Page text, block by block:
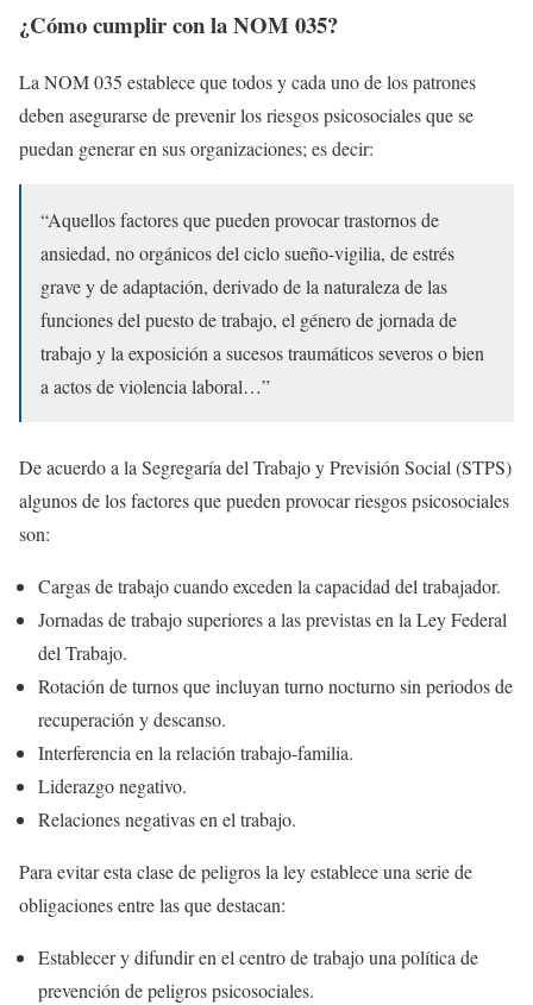
¿Cómo cumplir con la NOM 035?
La NOM 035 establece que todos y cada uno de los patrones
deben asegurarse de prevenir los riesgos psicosociales que se
puedan generar en sus organizaciones; es decir:
“Aquellos factores que pueden provocar trastornos de
ansiedad, no orgánicos del ciclo sueño-vigilia, de estrés
grave y de adaptación, derivado de la naturaleza de las
funciones del puesto de trabajo, el género de jornada de
trabajo y la exposición a sucesos traumáticos severos o bien
a actos de violencia laboral…”
De acuerdo a la Segregaría del Trabajo y Previsión Social (STPS)
algunos de los factores que pueden provocar riesgos psicosociales
son:
Cargas de trabajo cuando exceden la capacidad del trabajador.
Jornadas de trabajo superiores a las previstas en la Ley Federal
del Trabajo.
Rotación de turnos que incluyan turno nocturno sin periodos de
recuperación y descanso.
Interferencia en la relación trabajo-familia.
Liderazgo negativo.
Relaciones negativas en el trabajo.
Para evitar esta clase de peligros la ley establece una serie de
obligaciones entre las que destacan:
Establecer y difundir en el centro de trabajo una política de
prevención de peligros psicosociales.